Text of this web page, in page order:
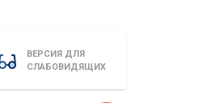
ВЕРСИЯ ДЛЯ
СЛАБОВИДЯЩИХ